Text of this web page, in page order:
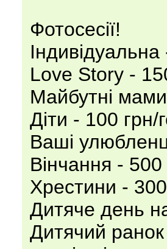
Фотосесії!
Love Story -
Майбутні
Діти - 100 грн/
Ваші
Вінчання - 500
Хрестини -
Дитяче день
Дитячий